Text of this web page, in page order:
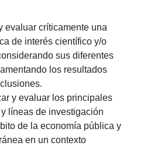
evaluar críticamente una
de interés científico y/o
sus diferentes
los resultados
y evaluar los principales
líneas de investigación
de la economía pública y
en un contexto